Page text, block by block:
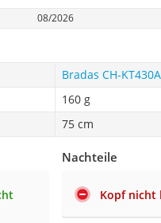
08/2026
Bradas CH-
160 g
75 cm
Nachteile
Kopf nicht